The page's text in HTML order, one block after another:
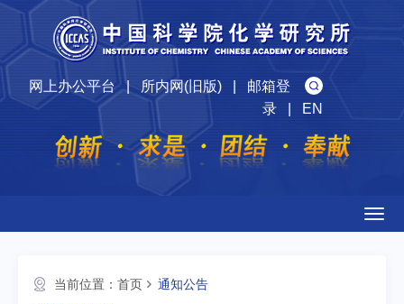
网上办公平台|所内网(旧版)| 邮箱登
录| EN
当前位置： 首页 通知公告